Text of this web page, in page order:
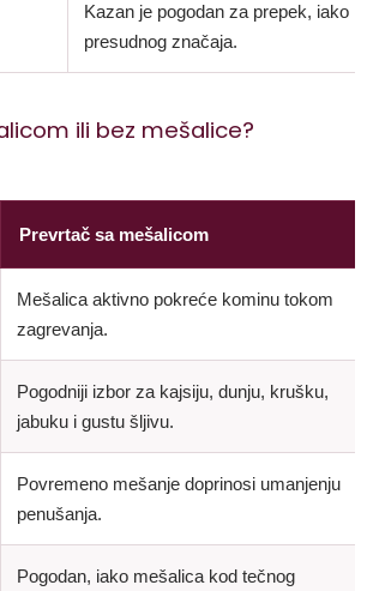
Kazan je pogodan za prepek, iako
presudnog značaja.
ili bez mešalice?
Prevrtač sa mešalicom
Mešalica aktivno pokreće kominu tokom
zagrevanja.
Pogodniji izbor za kajsiju, dunju, krušku,
jabuku i gustu šljivu.
Povremeno mešanje doprinosi umanjenju
penušanja.
Pogodan, iako mešalica kod tečnog